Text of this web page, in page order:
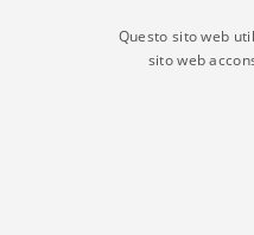
presenti su
della
Questo sito web
sito web